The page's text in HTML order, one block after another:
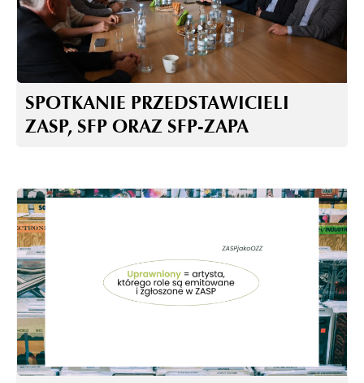
SPOTKANIE PRZEDSTAWICIELI
ZASP, SFP ORAZ SFP-ZAPA